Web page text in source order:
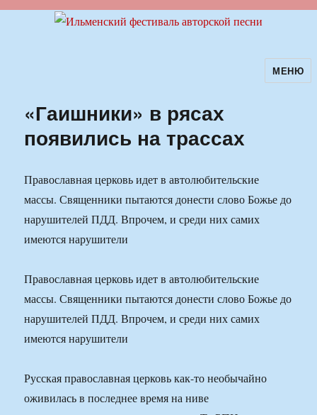
Ильменский фестиваль авторскойМЕНЮ
«Гаишники» в рясах
появились на трассах
Православная церковь идет в автолюбительские
массы. Священники пытаются донести слово Божье до
нарушителей ПДД. Впрочем, и среди них самих
имеются нарушители
Православная церковь идет в автолюбительские
массы. Священники пытаются донести слово Божье до
нарушителей ПДД. Впрочем, и среди них самих
имеются нарушители
Русская православная церковь как-то необычайно
оживилась в последнее время на ниве